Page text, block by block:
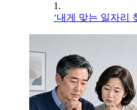
1.
‘내게 맞는 일자리